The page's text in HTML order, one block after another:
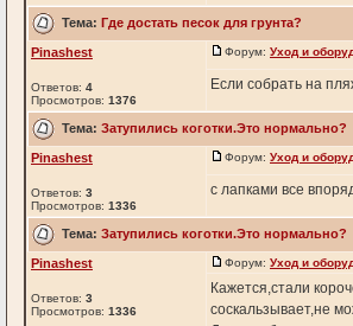
Тема: Где достать песок для грунта?
Pinashest
Ответов: 4
Просмотров: 1376
Форум: Уход и
Если собрать на
Тема: Затупились коготки.Это нормально?
Pinashest
Ответов: 3
Просмотров: 1336
Форум: Уход и
с лапками все
Тема: Затупились коготки.Это нормально?
Pinashest
Ответов: 3
Просмотров: 1336
Форум: Уход и
Кажется,стали
соскальзывает,не